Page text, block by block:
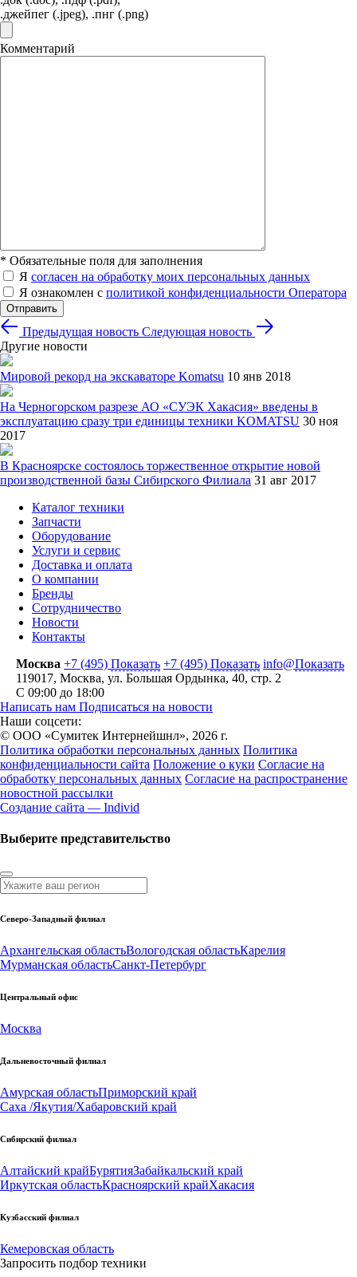
.джейпег (.jpeg), .пнг (.png)
Комментарий
* Обязательные поля для заполнения
Я согласен на обработку моих персональных данных
Я ознакомлен с политикой конфиденциальности Оператора
Отправить
Предыдущая новость Следующая новость
Другие новости
Мировой рекорд на экскаваторе Komatsu 10 янв 2018
На Черногорском разрезе АО «СУЭК Хакасия» введены в
эксплуатацию сразу три единицы техники KOMATSU 30 ноя
2017
В Красноярске состоялось торжественное открытие новой
производственной базы Сибирского Филиала 31 авг 2017
Каталог техники
Запчасти
Оборудование
Услуги и сервис
Доставка и оплата
О компании
Бренды
Сотрудничество
Новости
Контакты
Москва +7 (495) Показать +7 (495) Показать info@Показать
119017, Москва, ул. Большая Ордынка, 40, стр. 2
С 09:00 до 18:00
Написать нам Подписаться на новости
Наши соцсети:
© ООО «Сумитек Интернейшнл», 2026 г.
Политика обработки персональных данных Политика
конфиденциальности сайта Положение о куки Согласие на
обработку персональных данных Согласие на распространение
новостной рассылки
Создание сайта — Individ
Выберите представительство
Северо-Западный филиал
Архангельская областьВологодская областьКарелия
Мурманская областьСанкт-Петербург
Центральный офис
Москва
Дальневосточный филиал
Амурская областьПриморский край
Саха /Якутия/Хабаровский край
Сибирский филиал
Алтайский крайБурятияЗабайкальский край
Иркутская областьКрасноярский крайХакасия
Кузбасский филиал
Кемеровская область
Запросить подбор техники